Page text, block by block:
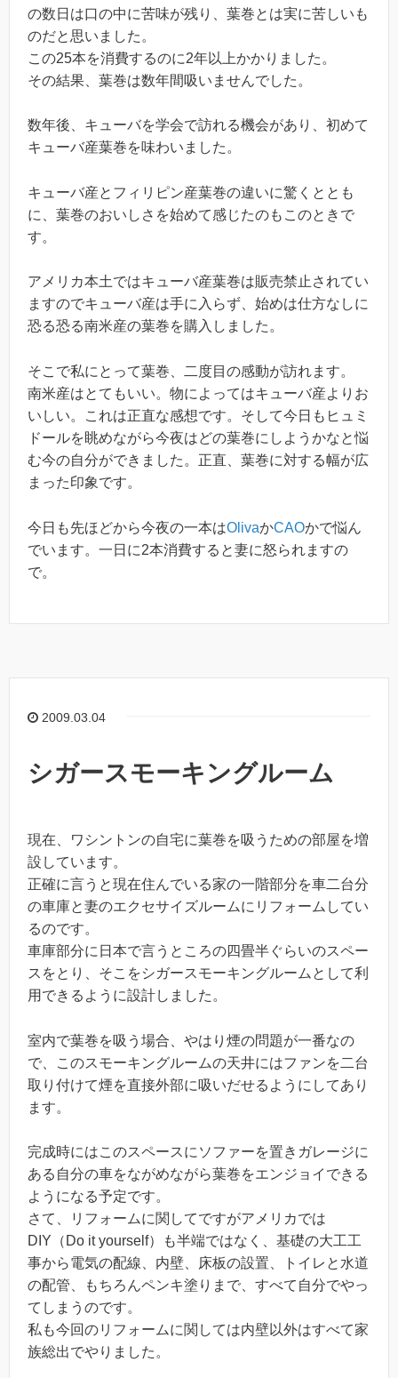
の数日は口の中に苦味が残り、葉巻とは実に苦しいも
のだと思いました。
この25本を消費するのに2年以上かかりました。
その結果、葉巻は数年間吸いませんでした。
数年後、キューバを学会で訪れる機会があり、初めて
キューバ産葉巻を味わいました。
キューバ産とフィリピン産葉巻の違いに驚くととも
に、葉巻のおいしさを始めて感じたのもこのときで
す。
アメリカ本土ではキューバ産葉巻は販売禁止されてい
ますのでキューバ産は手に入らず、始めは仕方なしに
恐る恐る南米産の葉巻を購入しました。
そこで私にとって葉巻、二度目の感動が訪れます。
南米産はとてもいい。物によってはキューバ産よりお
いしい。これは正直な感想です。そして今日もヒュミ
ドールを眺めながら今夜はどの葉巻にしようかなと悩
む今の自分ができました。正直、葉巻に対する幅が広
まった印象です。
今日も先ほどから今夜の一本はOlivaかCAOかで悩ん
でいます。一日に2本消費すると妻に怒られますの
で。
2009.03.04
シガースモーキングルーム
現在、ワシントンの自宅に葉巻を吸うための部屋を増
設しています。
正確に言うと現在住んでいる家の一階部分を車二台分
の車庫と妻のエクセサイズルームにリフォームしてい
るのです。
車庫部分に日本で言うところの四畳半ぐらいのスペー
スをとり、そこをシガースモーキングルームとして利
用できるように設計しました。
室内で葉巻を吸う場合、やはり煙の問題が一番なの
で、このスモーキングルームの天井にはファンを二台
取り付けて煙を直接外部に吸いだせるようにしてあり
ます。
完成時にはこのスペースにソファーを置きガレージに
ある自分の車をながめながら葉巻をエンジョイできる
ようになる予定です。
さて、リフォームに関してですがアメリカでは
DIY（Do it yourself）も半端ではなく、基礎の大工工
事から電気の配線、内壁、床板の設置、トイレと水道
の配管、もちろんペンキ塗りまで、すべて自分でやっ
てしまうのです。
私も今回のリフォームに関しては内壁以外はすべて家
族総出でやりました。